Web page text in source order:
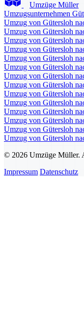
Umzüge Müller
Umzugsunternehmen
Umzug von Gütersloh
Umzug von Gütersloh
Umzug von Gütersloh
Umzug von Gütersloh
Umzug von Gütersloh
Umzug von Gütersloh
Umzug von Gütersloh
Umzug von Gütersloh
Umzug von Gütersloh
Umzug von Gütersloh
Umzug von Gütersloh
Umzug von Gütersloh
Umzug von Gütersloh
Umzug von Gütersloh
© 2026 Umzüge Müller.
Impressum Datenschutz